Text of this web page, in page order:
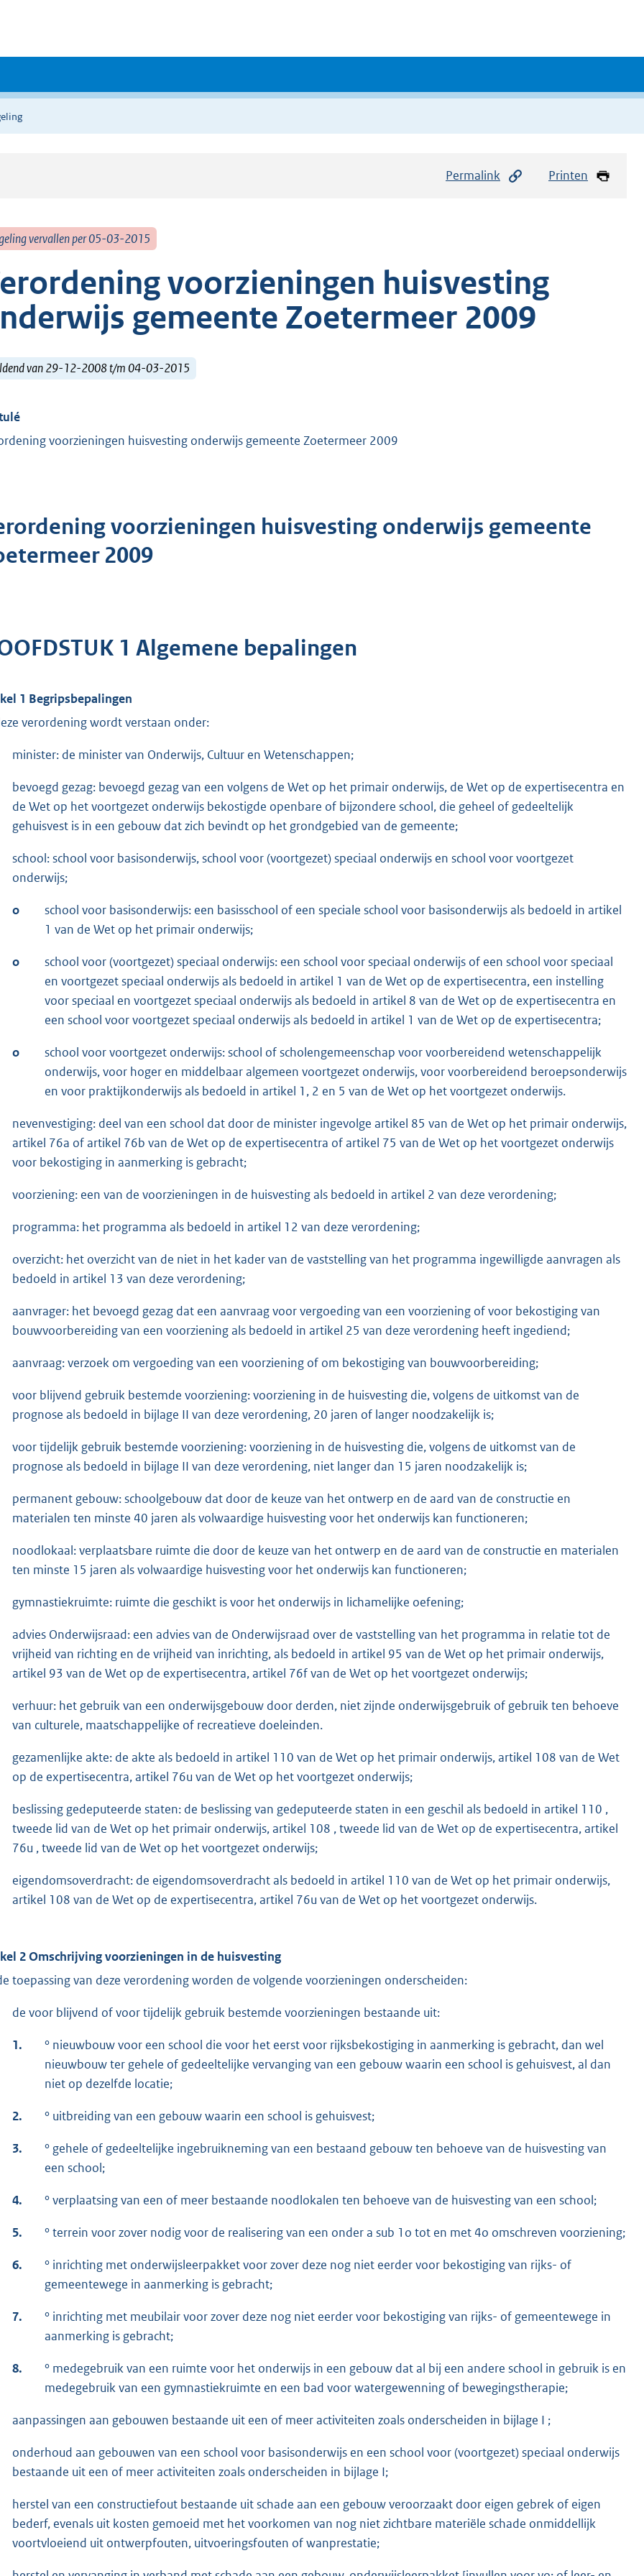
Permalink Printen
vervallen per 05-03-2015
voorzieningen huisvesting
gemeente Zoetermeer 2009
van 29-12-2008 t/m 04-03-2015
voorzieningen huisvesting onderwijs gemeente Zoetermeer 2009
voorzieningen huisvesting onderwijs gemeente
2009
1 Algemene bepalingen
1 Begripsbepalingen
verordening wordt verstaan onder:
minister: de minister van Onderwijs, Cultuur en Wetenschappen;
bevoegd gezag: bevoegd gezag van een volgens de Wet op het primair onderwijs, de Wet op de expertisecentra en
de Wet op het voortgezet onderwijs bekostigde openbare of bijzondere school, die geheel of gedeeltelijk
gehuisvest is in een gebouw dat zich bevindt op het grondgebied van de gemeente;
school: school voor basisonderwijs, school voor (voortgezet) speciaal onderwijs en school voor voortgezet
onderwijs;
o
school voor basisonderwijs: een basisschool of een speciale school voor basisonderwijs als bedoeld in artikel
1 van de Wet op het primair onderwijs;
o
school voor (voortgezet) speciaal onderwijs: een school voor speciaal onderwijs of een school voor speciaal
en voortgezet speciaal onderwijs als bedoeld in artikel 1 van de Wet op de expertisecentra, een instelling
voor speciaal en voortgezet speciaal onderwijs als bedoeld in artikel 8 van de Wet op de expertisecentra en
een school voor voortgezet speciaal onderwijs als bedoeld in artikel 1 van de Wet op de expertisecentra;
o
school voor voortgezet onderwijs: school of scholengemeenschap voor voorbereidend wetenschappelijk
onderwijs, voor hoger en middelbaar algemeen voortgezet onderwijs, voor voorbereidend beroepsonderwijs
en voor praktijkonderwijs als bedoeld in artikel 1, 2 en 5 van de Wet op het voortgezet onderwijs.
nevenvestiging: deel van een school dat door de minister ingevolge artikel 85 van de Wet op het primair onderwijs,
artikel 76a of artikel 76b van de Wet op de expertisecentra of artikel 75 van de Wet op het voortgezet onderwijs
voor bekostiging in aanmerking is gebracht;
voorziening: een van de voorzieningen in de huisvesting als bedoeld in artikel 2 van deze verordening;
programma: het programma als bedoeld in artikel 12 van deze verordening;
overzicht: het overzicht van de niet in het kader van de vaststelling van het programma ingewilligde aanvragen als
bedoeld in artikel 13 van deze verordening;
aanvrager: het bevoegd gezag dat een aanvraag voor vergoeding van een voorziening of voor bekostiging van
bouwvoorbereiding van een voorziening als bedoeld in artikel 25 van deze verordening heeft ingediend;
aanvraag: verzoek om vergoeding van een voorziening of om bekostiging van bouwvoorbereiding;
voor blijvend gebruik bestemde voorziening: voorziening in de huisvesting die, volgens de uitkomst van de
prognose als bedoeld in bijlage II van deze verordening, 20 jaren of langer noodzakelijk is;
voor tijdelijk gebruik bestemde voorziening: voorziening in de huisvesting die, volgens de uitkomst van de
prognose als bedoeld in bijlage II van deze verordening, niet langer dan 15 jaren noodzakelijk is;
permanent gebouw: schoolgebouw dat door de keuze van het ontwerp en de aard van de constructie en
materialen ten minste 40 jaren als volwaardige huisvesting voor het onderwijs kan functioneren;
noodlokaal: verplaatsbare ruimte die door de keuze van het ontwerp en de aard van de constructie en materialen
ten minste 15 jaren als volwaardige huisvesting voor het onderwijs kan functioneren;
gymnastiekruimte: ruimte die geschikt is voor het onderwijs in lichamelijke oefening;
advies Onderwijsraad: een advies van de Onderwijsraad over de vaststelling van het programma in relatie tot de
vrijheid van richting en de vrijheid van inrichting, als bedoeld in artikel 95 van de Wet op het primair onderwijs,
artikel 93 van de Wet op de expertisecentra, artikel 76f van de Wet op het voortgezet onderwijs;
verhuur: het gebruik van een onderwijsgebouw door derden, niet zijnde onderwijsgebruik of gebruik ten behoeve
van culturele, maatschappelijke of recreatieve doeleinden.
gezamenlijke akte: de akte als bedoeld in artikel 110 van de Wet op het primair onderwijs, artikel 108 van de Wet
op de expertisecentra, artikel 76u van de Wet op het voortgezet onderwijs;
beslissing gedeputeerde staten: de beslissing van gedeputeerde staten in een geschil als bedoeld in artikel 110 ,
tweede lid van de Wet op het primair onderwijs, artikel 108 , tweede lid van de Wet op de expertisecentra, artikel
76u , tweede lid van de Wet op het voortgezet onderwijs;
eigendomsoverdracht: de eigendomsoverdracht als bedoeld in artikel 110 van de Wet op het primair onderwijs,
artikel 108 van de Wet op de expertisecentra, artikel 76u van de Wet op het voortgezet onderwijs.
2 Omschrijving voorzieningen in de huisvesting
toepassing van deze verordening worden de volgende voorzieningen onderscheiden:
de voor blijvend of voor tijdelijk gebruik bestemde voorzieningen bestaande uit:
1.
° nieuwbouw voor een school die voor het eerst voor rijksbekostiging in aanmerking is gebracht, dan wel
nieuwbouw ter gehele of gedeeltelijke vervanging van een gebouw waarin een school is gehuisvest, al dan
niet op dezelfde locatie;
2. ° uitbreiding van een gebouw waarin een school is gehuisvest;
3.
° gehele of gedeeltelijke ingebruikneming van een bestaand gebouw ten behoeve van de huisvesting van
een school;
4. ° verplaatsing van een of meer bestaande noodlokalen ten behoeve van de huisvesting van een school;
5. ° terrein voor zover nodig voor de realisering van een onder a sub 1o tot en met 4o omschreven voorziening;
6.
° inrichting met onderwijsleerpakket voor zover deze nog niet eerder voor bekostiging van rijks- of
gemeentewege in aanmerking is gebracht;
7.
° inrichting met meubilair voor zover deze nog niet eerder voor bekostiging van rijks- of gemeentewege in
aanmerking is gebracht;
8.
° medegebruik van een ruimte voor het onderwijs in een gebouw dat al bij een andere school in gebruik is en
medegebruik van een gymnastiekruimte en een bad voor watergewenning of bewegingstherapie;
aanpassingen aan gebouwen bestaande uit een of meer activiteiten zoals onderscheiden in bijlage I ;
onderhoud aan gebouwen van een school voor basisonderwijs en een school voor (voortgezet) speciaal onderwijs
bestaande uit een of meer activiteiten zoals onderscheiden in bijlage I;
herstel van een constructiefout bestaande uit schade aan een gebouw veroorzaakt door eigen gebrek of eigen
bederf, evenals uit kosten gemoeid met het voorkomen van nog niet zichtbare materiële schade onmiddellijk
voortvloeiend uit ontwerpfouten, uitvoeringsfouten of wanprestatie;